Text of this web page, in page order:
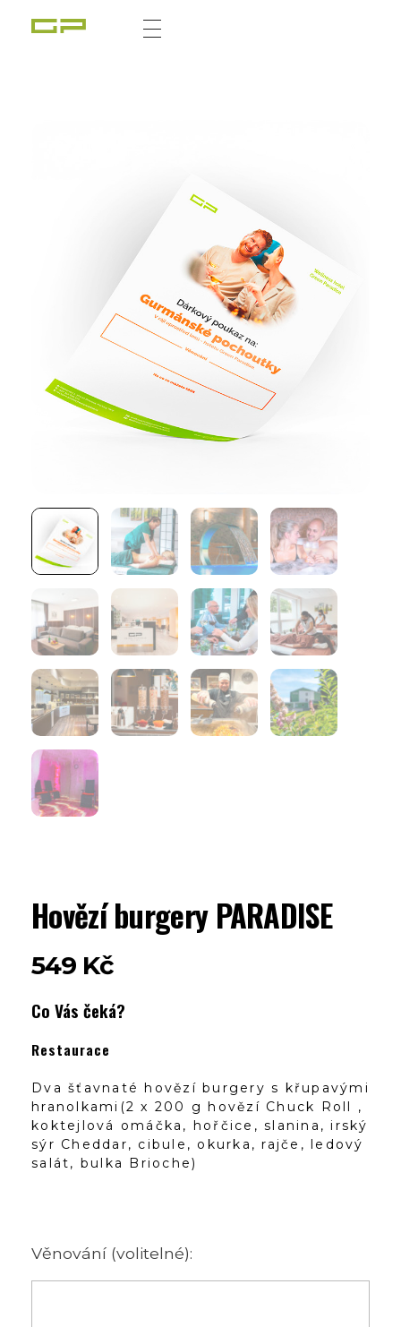
Hovězí burgery PARADISE
549 Kč
Co Vás čeká?
Restaurace
Dva šťavnaté hovězí burgery s křupavými
hranolkami(2 x 200 g hovězí Chuck Roll ,
koktejlová omáčka, hořčice, slanina, irský
sýr Cheddar, cibule, okurka, rajče, ledový
salát, bulka Brioche)
Věnování (volitelné):